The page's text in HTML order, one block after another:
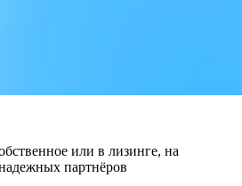
или в лизинге, на
партнёров